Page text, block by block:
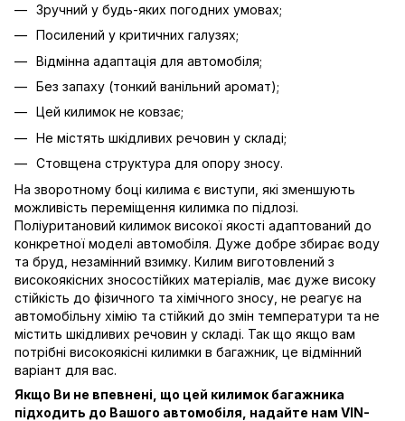
Зручний у будь-яких погодних умовах;
Посилений у критичних галузях;
Відмінна адаптація для автомобіля;
Без запаху (тонкий ванільний аромат);
Цей килимок не ковзає;
Не містять шкідливих речовин у складі;
Стовщена структура для опору зносу.
На зворотному боці килима є виступи, які зменшують
можливість переміщення килимка по підлозі.
Поліуритановий килимок високої якості адаптований до
конкретної моделі автомобіля. Дуже добре збирає воду
та бруд, незамінний взимку. Килим виготовлений з
високоякісних зносостійких матеріалів, має дуже високу
стійкість до фізичного та хімічного зносу, не реагує на
автомобільну хімію та стійкий до змін температури та не
містить шкідливих речовин у складі. Так що якщо вам
потрібні високоякісні килимки в багажник, це відмінний
варіант для вас.
Якщо Ви не впевнені, що цей килимок багажника
підходить до Вашого автомобіля, надайте нам VIN-